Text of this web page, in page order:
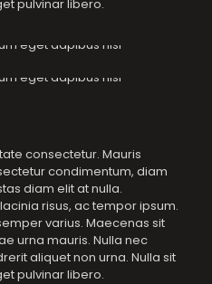
pulvinar libero.
consectetur. Mauris
condimentum, diam
diam elit at nulla.
risus, ac tempor ipsum.
varius. Maecenas sit
urna mauris. Nulla nec
aliquet non urna. Nulla sit
pulvinar libero.